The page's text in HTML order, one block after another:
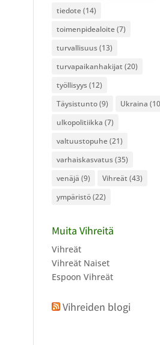
tiedote(14)
toimenpidealoite(7)
turvallisuus(13)
turvapaikanhakijat (20)
työllisyys(12)
Täysistunto(9) Ukraina
ulkopolitiikka (7)
valtuustopuhe(21)
varhaiskasvatus(35)
venäjä (9) Vihreät (43)
ympäristö(22)
Muita Vihreitä
Vihreät
Vihreät Naiset
Espoon Vihreät
Vihreiden blogi